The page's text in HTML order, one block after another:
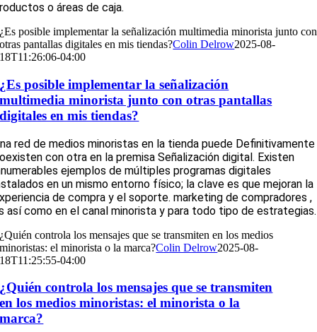
o áreas de caja.
¿Es posible implementar la señalización multimedia minorista junto con
otras pantallas digitales en mis tiendas?Colin Delrow2025-08-
18T11:26:06-04:00
¿Es posible implementar la señalización
multimedia minorista junto con otras pantallas
digitales en mis tiendas?
red de medios minoristas en la tienda puede Definitivamente
con otraen la premisa Señalización digital. Existen
ejemplos de múltiples programas digitales
en un mismo entorno físico; la clave es que mejoran la
de compra y el soporte.marketing de compradores,
así como en el canal minorista y para todo tipo deestrategias.
¿Quién controla los mensajes que se transmiten en los medios
minoristas: el minorista o la marca?Colin Delrow2025-08-
18T11:25:55-04:00
¿Quién controla los mensajes que se transmiten
en los medios minoristas: el minorista o la
marca?